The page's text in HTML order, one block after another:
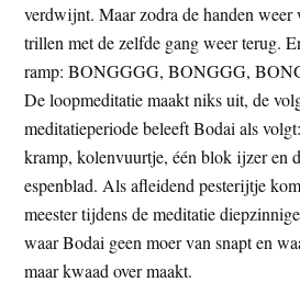
verdwijnt. Maar zodra de handen
trillen met de zelfde gang weer terug.
ramp: BONGGGG, BONGGG,
De loopmeditatie maakt niks uit, de
meditatieperiode beleeft Bodai als
kramp, kolenvuurtje, één blok ijzer en
espenblad. Als afleidend pesterijtje
meester tijdens de meditatie
waar Bodai geen moer van snapt en
maar kwaad over maakt.